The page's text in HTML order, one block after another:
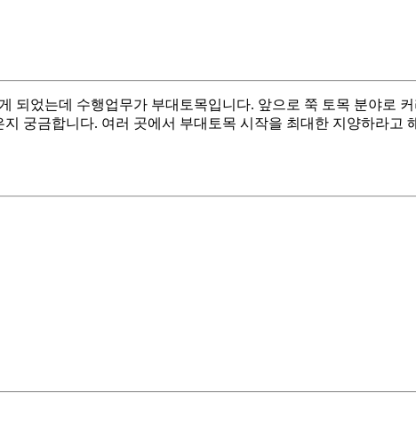
었는데 수행업무가 부대토목입니다. 앞으로 쭉 토목 분야로
궁금합니다. 여러 곳에서 부대토목 시작을 최대한 지양하라고